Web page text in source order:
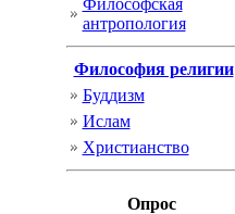
Философская
антропология
Философия религии
Буддизм
Ислам
Христианство
Опрос